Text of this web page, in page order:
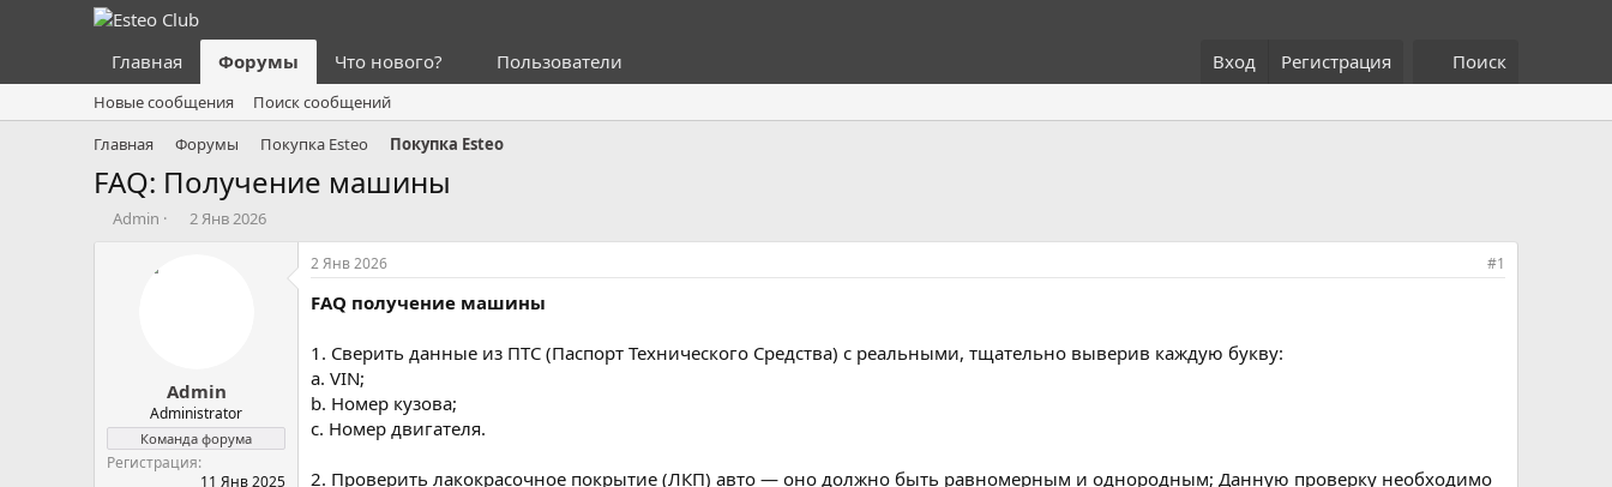
Главная Форумы Что нового? Пользователи Вход Регистрация Поиск
Новые сообщения
Поиск сообщений
Главная
Форумы Покупка Esteo Покупка Esteo
FAQ: Получение машины
А
Admin
Д
л
а
2 Янв 2026
Admin
Administrator
Команда форума
Регистрация
11 Янв 2025
2 Янв 2026 #1
FAQ получение машины
1. Сверить данные из ПТС (Паспорт Технического Средства) с реальными, тщательно выверив каждую букву:
a. VIN;
b. Номер кузова;
c. Номер двигателя.
2. Проверить лакокрасочное покрытие (ЛКП) авто — оно должно быть равномерным и однородным; Данную проверку необходимо